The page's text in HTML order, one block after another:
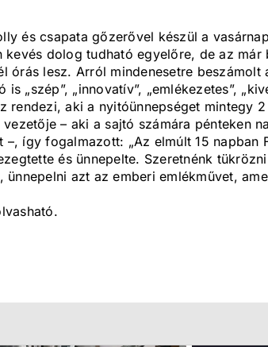
és csapata gőzerővel készül a
kevés dolog tudható egyelőre, de az már
órás lesz. Arról mindenesetre beszámolt
„szép”, „innovatív”, „emlékezetes”,
rendezi, aki a nyitóünnepséget mintegy
– aki a sajtó számára pénteken
így fogalmazott: „Az elmúlt 15 napban
és ünnepelte. Szeretnénk
azt az emberi emlékművet,